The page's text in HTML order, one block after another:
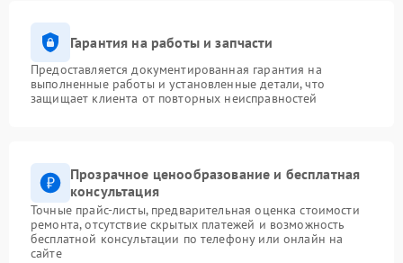
Гарантия на работы и запчасти
Предоставляется документированная гарантия на
выполненные работы и установленные детали, что
защищает клиента от повторных неисправностей
Прозрачное ценообразование и бесплатная
консультация
Точные прайс-листы, предварительная оценка стоимости
ремонта, отсутствие скрытых платежей и возможность
бесплатной консультации по телефону или онлайн на
сайте